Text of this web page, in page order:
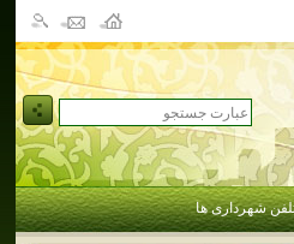
شهرداری ها